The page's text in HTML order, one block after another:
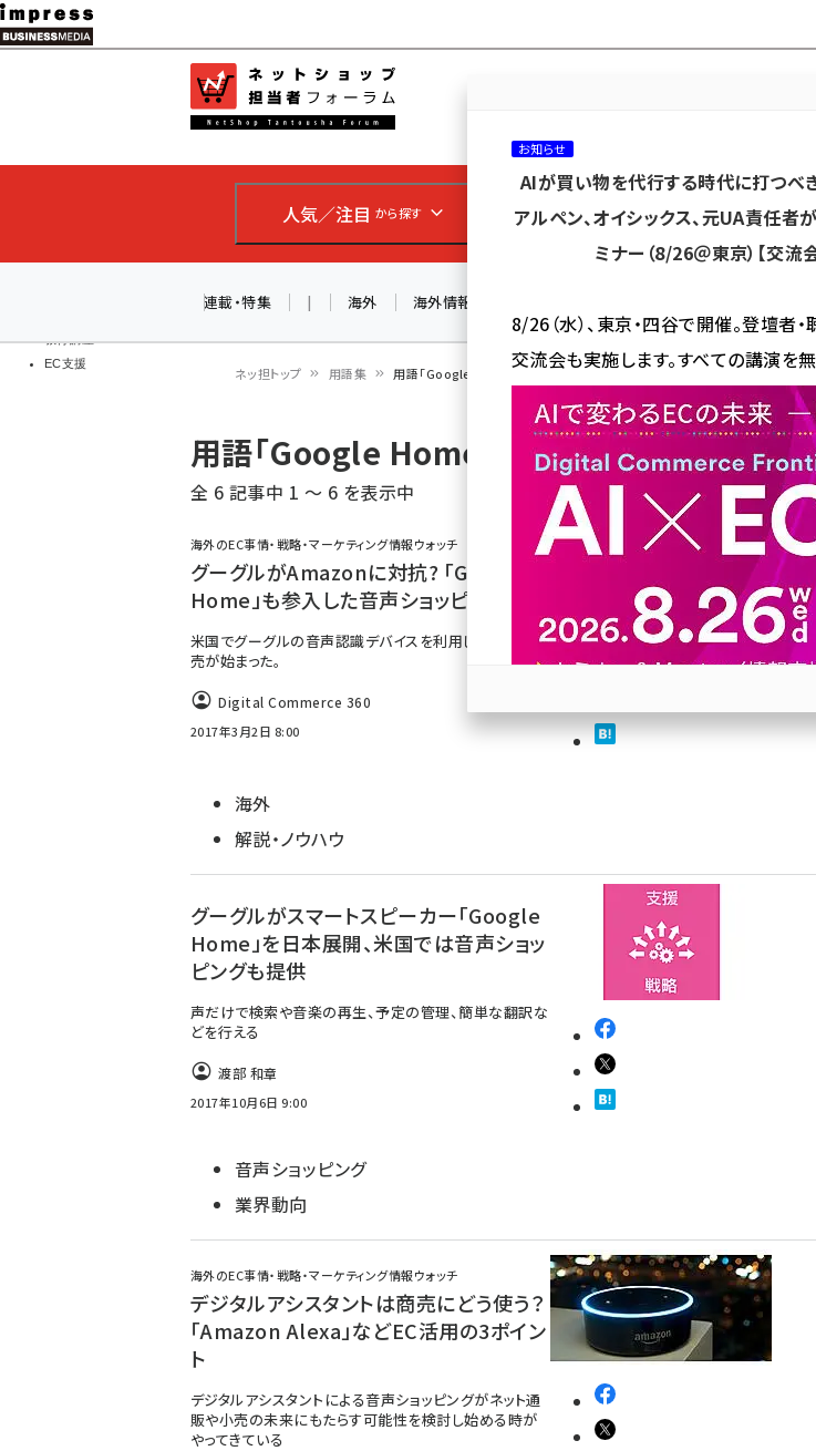
メ
イ
ン
ツ
移
教育講座
EC支援
人気／注目 から探す カテゴリ／種別 から探す セミ
連載・特集 | 海外 海外情報
ン
く
ず
ネッ担トップ 用語集 用語「Google Home」 が使われている記事の一覧
用語「Google Home」 が使われている記事
全 6 記事中 1 ～ 6 を表示中
海外のEC事情・戦略・マーケティング情報ウォッチ
グーグルがAmazonに対抗? 「Google
Home」も参入した音声ショッピングの今
米国でグーグルの音声認識デバイスを利用した商品の販
売が始まった。
Digital Commerce 360
2017年3月2日 8:00
海外
解説・ノウハウ
グーグルがスマートスピーカー「Google
Home」を日本展開、米国では音声ショッ
ピングも提供
声だけで検索や音楽の再生、予定の管理、簡単な翻訳な
どを行える
渡部 和章
2017年10月6日 9:00
音声ショッピング
業界動向
海外のEC事情・戦略・マーケティング情報ウォッチ
デジタルアシスタントは商売にどう使う？
「Amazon Alexa」などEC活用の3ポイン
ト
デジタルアシスタントによる音声ショッピングがネット通
販や小売の未来にもたらす可能性を検討し始める時が
やってきている
お知らせ
AIが買い物を代行する時代に打つべき
アルペン、オイシックス、元UA責任者
ミナー（8/26＠東京）【交流
8/26（水）、東京・四谷で開催。登壇者
交流会も実施します。すべての講演を